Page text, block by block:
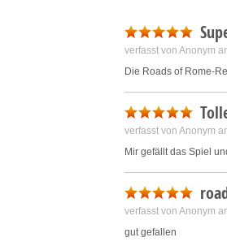
verfasst von Anonym
Die Roads of Rome-
verfasst von Anonym
Mir gefällt das Spiel
verfasst von Anonym
gut gefallen